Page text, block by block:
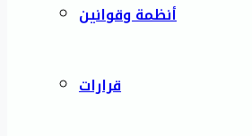
أنظمة وقوانين
قرارات